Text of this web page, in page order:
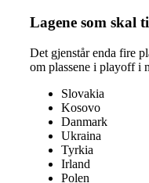
Lagene som skal
Det gjenstår enda fire
om plassene i playoff i
Slovakia
Kosovo
Danmark
Ukraina
Tyrkia
Irland
Polen